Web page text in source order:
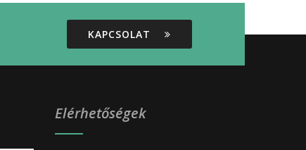
KAPCSOLAT
Elérhetőségek